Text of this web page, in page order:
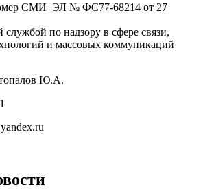
СМИ ЭЛ № ФС77-68214 от 27
по надзору в сфере связи,
и массовых коммуникаций
Ю.А.